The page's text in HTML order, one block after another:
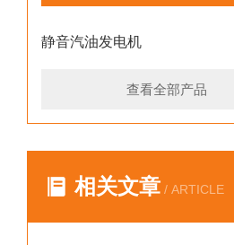
静音汽油发电机
查看全部产品
相关文章 / ARTICLE